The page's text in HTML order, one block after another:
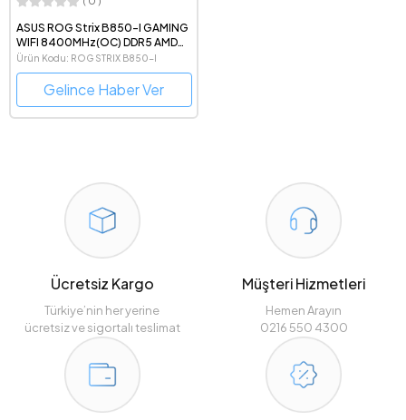
ASUS ROG Strix B850-I GAMING
WIFI 8400MHz(OC) DDR5 AMD
Soket AM5 mini-ITX Anakart
Ürün Kodu: ROG STRIX B850-I
GAMING WIFI
Gelince Haber Ver
Ücretsiz Kargo
Türkiye’nin her yerine
ücretsiz ve sigortalı teslimat
Müşteri Hizmetleri
Hemen Arayın
0216 550 4300